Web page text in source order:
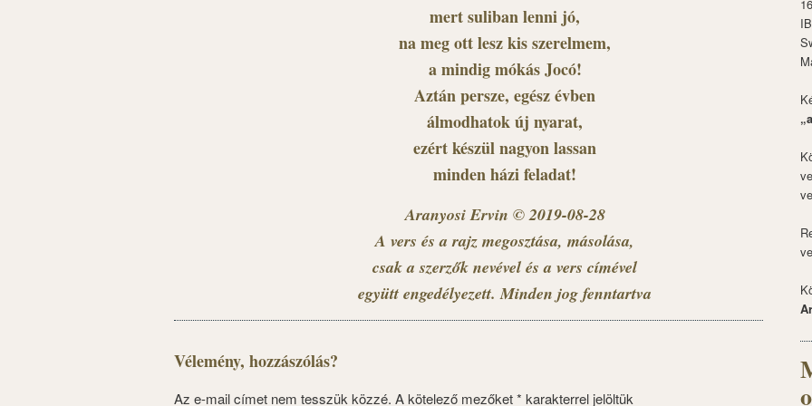
mert suliban lenni jó,
na meg ott lesz kis szerelmem,
a mindig mókás Jocó!
Aztán persze, egész évben
álmodhatok új nyarat,
ezért készül nagyon lassan
minden házi feladat!
Aranyosi Ervin © 2019-08-28
A vers és a rajz megosztása, másolása,
csak a szerzők nevével és a vers címével
együtt engedélyezett. Minden jog fenntartva
Vélemény, hozzászólás?
Az e-mail címet nem tesszük közzé. A kötelező mezőket* karakterrel jelöltük